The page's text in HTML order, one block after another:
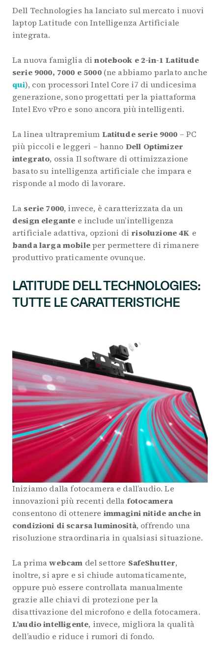
Dell Technologies ha lanciato sul mercato i nuovi
laptop Latitude con Intelligenza Artificiale
integrata.
La nuova famiglia dinotebook e 2-in-1 Latitude
serie 9000, 7000 e 5000 (ne abbiamo parlato anche
qui), con processori Intel Core i7 di undicesima
generazione, sono progettati per la piattaforma
Intel Evo vPro e sono ancora più intelligenti.
La linea ultrapremium Latitude serie 9000 – PC
più piccoli e leggeri – hanno Dell Optimizer
integrato, ossia Il software di ottimizzazione
basato su intelligenza artificiale che impara e
risponde al modo di lavorare.
La serie 7000, invece, è caratterizzata da un
design elegante e include un’intelligenza
artificiale adattiva, opzioni di risoluzione 4K e
banda larga mobileper permettere di rimanere
produttivo praticamente ovunque.
LATITUDE DELL TECHNOLOGIES:
TUTTE LE CARATTERISTICHE
Iniziamo dalla fotocamera e dall’audio. Le
innovazioni più recenti della fotocamera
consentono di ottenere immagini nitide anche in
condizioni di scarsa luminosità, offrendo una
risoluzione straordinaria in qualsiasi situazione.
La primawebcam del settore SafeShutter,
inoltre, si apre e si chiude automaticamente,
oppure può essere controllata manualmente
grazie alle chiavi di protezione per la
disattivazione del microfono e della fotocamera.
L’audio intelligente, invece, migliora la qualità
dell’audio e riduce i rumori di fondo.